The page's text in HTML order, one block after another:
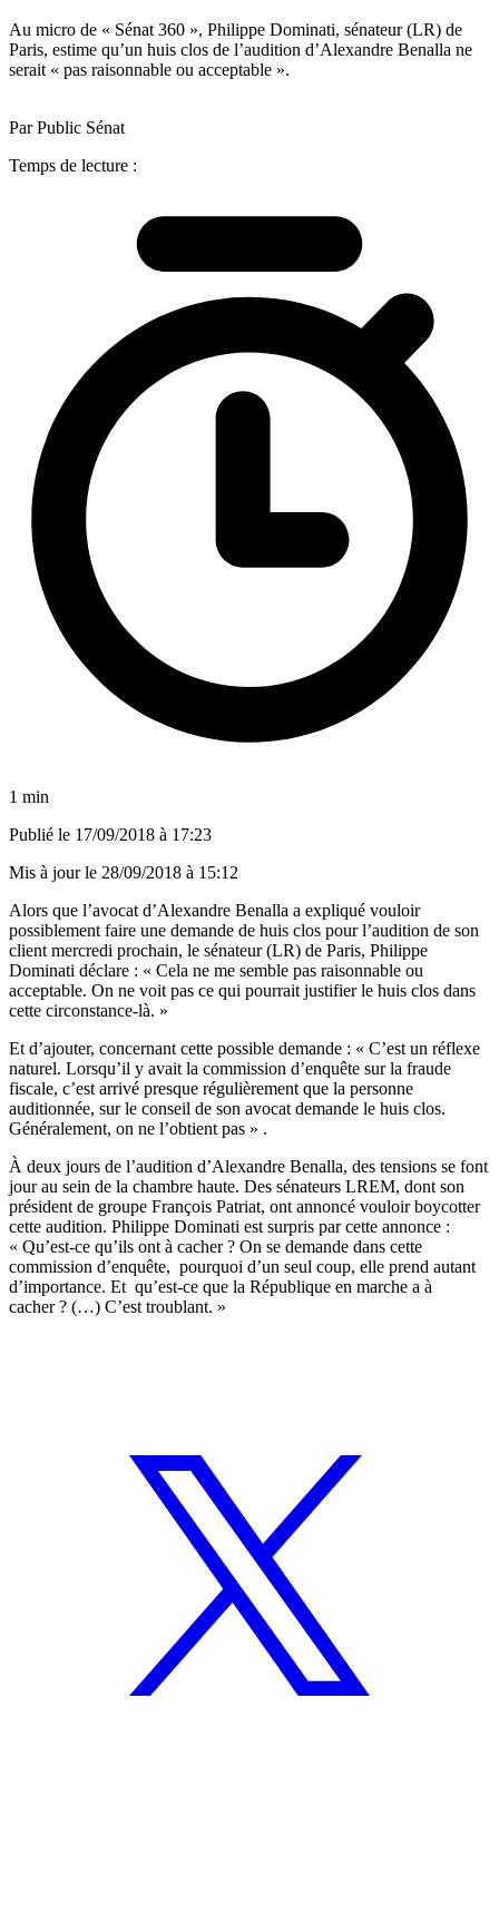
Au micro de « Sénat 360 », Philippe Dominati, sénateur (LR) de
Paris, estime qu’un huis clos de l’audition d’Alexandre Benalla ne
serait « pas raisonnable ou acceptable ».
Par Public Sénat
Temps de lecture :
1 min
Publié le 17/09/2018 à 17:23
Mis à jour le 28/09/2018 à 15:12
Alors que l’avocat d’Alexandre Benalla a expliqué vouloir
possiblement faire une demande de huis clos pour l’audition de son
client mercredi prochain, le sénateur (LR) de Paris, Philippe
Dominati déclare : « Cela ne me semble pas raisonnable ou
acceptable. On ne voit pas ce qui pourrait justifier le huis clos dans
cette circonstance-là. »
Et d’ajouter, concernant cette possible demande : « C’est un réflexe
naturel. Lorsqu’il y avait la commission d’enquête sur la fraude
fiscale, c’est arrivé presque régulièrement que la personne
auditionnée, sur le conseil de son avocat demande le huis clos.
Généralement, on ne l’obtient pas » .
À deux jours de l’audition d’Alexandre Benalla, des tensions se font
jour au sein de la chambre haute. Des sénateurs LREM, dont son
président de groupe François Patriat, ont annoncé vouloir boycotter
cette audition. Philippe Dominati est surpris par cette annonce :
« Qu’est-ce qu’ils ont à cacher ? On se demande dans cette
commission d’enquête, pourquoi d’un seul coup, elle prend autant
d’importance. Et qu’est-ce que la République en marche a à
cacher ? (…) C’est troublant. »